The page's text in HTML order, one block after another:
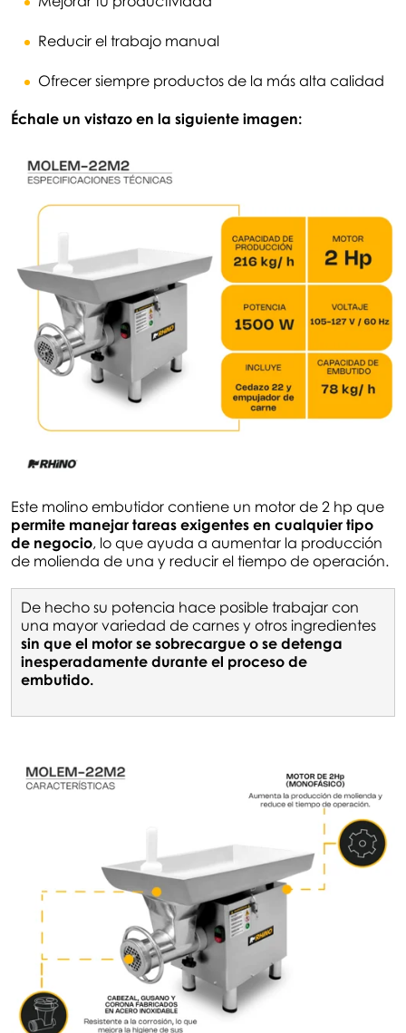
Reducir el trabajo manual
Ofrecer siempre productos de la más alta calidad
Échale un vistazo en la siguiente imagen:
Este molino embutidor contiene un motor de 2 hp que
permite manejar tareas exigentes en cualquier tipo
de negocio, lo que ayuda a aumentar la producción
de molienda de una y reducir el tiempo de operación.
De hecho su potencia hace posible trabajar con
una mayor variedad de carnes y otros ingredientes
sin que el motor se sobrecargue o se detenga
inesperadamente durante el proceso de
embutido.